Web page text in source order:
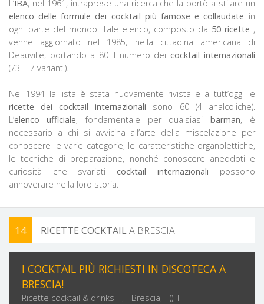
L’IBA, nel 1961, intraprese una ricerca che la portò a stilare un
elenco delle formule dei cocktail più famose e collaudate in
ogni parte del mondo. Tale elenco, composto da 50 ricette ,
venne aggiornato nel 1985, nella cittadina americana di
Deauville, portando a 80 il numero dei cocktail internazionali
(73 + 7 varianti).
Nel 1994 la lista è stata nuovamente rivista e a tutt’oggi le
ricette dei cocktail internazionali sono 60 (4 analcoliche).
L’elenco ufficiale, fondamentale per qualsiasi barman, è
necessario a chi si avvicina all’arte della miscelazione per
conoscere le varie categorie, le caratteristiche organolettiche,
le tecniche di preparazione, nonché conoscere aneddoti e
curiosità che svariati cocktail internazionali possono
annoverare nella loro storia.
14 RICETTE COCKTAIL A BRESCIA
I COCKTAIL PIÙ RICHIESTI IN DISCOTECA A
BRESCIA!
Ricette cocktail & drinks - , - Brescia, - (), IT